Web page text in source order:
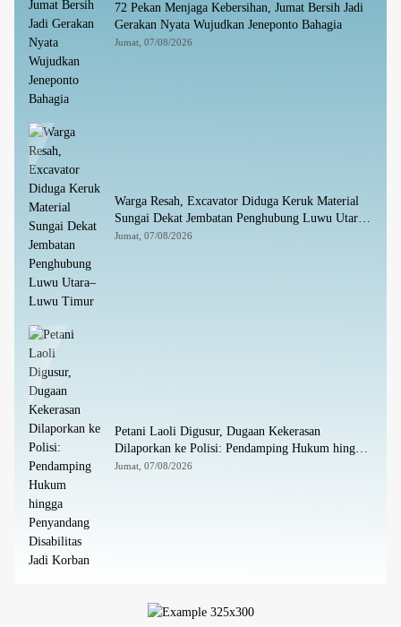
72 Pekan Menjaga Kebersihan, Jumat Bersih Jadi
Gerakan Nyata Wujudkan Jeneponto Bahagia
Jumat, 07/08/2026
Warga Resah, Excavator Diduga Keruk Material
Sungai Dekat Jembatan Penghubung Luwu Utara–
Luwu Timur
Jumat, 07/08/2026
Petani Laoli Digusur, Dugaan Kekerasan
Dilaporkan ke Polisi: Pendamping Hukum hingga
Penyandang Disabilitas Jadi Korban
Jumat, 07/08/2026